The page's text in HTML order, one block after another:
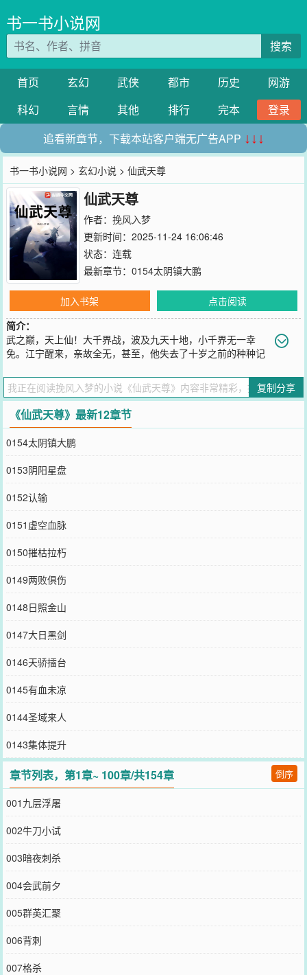
书一书小说网
搜索
首页 玄幻 武侠 都市 历史
网游
科幻
言情 其他 排行 完本
登录
追看新章节，下载本站客户端无广告APP ↓↓↓
书一书小说网 >玄幻小说 > 仙武天尊
仙武天尊
作者： 挽风入梦
更新时间：2025-11-24 16:06:46
状态：连载
最新章节： 0154太阴镇大鹏
加入书架
点击阅读
简介：
武之巅，天上仙！大千界战，波及九天十地，小千界无一幸
免。江宁醒来，亲故全无，甚至，他失去了十岁之前的种种记
升修为，将一切寻回。
您要是觉得《仙武天尊》还不错的话请不要忘记向您QQ群和微博微信
里的朋友推荐哦！
复制分享
《仙武天尊》最新12章节
0154太阴镇大鹏
0153阴阳星盘
0152认输
0151虚空血脉
0150摧枯拉朽
0149两败俱伤
0148日照金山
0147大日黑剑
0146天骄擂台
0145有血未凉
0144圣域来人
0143集体提升
章节列表，第1章~ 100章/共154章 倒序
001九层浮屠
002牛刀小试
003暗夜刺杀
004会武前夕
005群英汇聚
006背刺
007格杀